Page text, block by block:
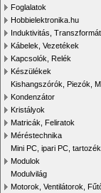
Foglalatok
Hobbielektronika.hu
Induktivitás,
Kábelek, Vezetékek
Kapcsolók, Relék
Készülékek
Kishangszórók, Piezók,
Kondenzátor
Kristályok
Matricák, Feliratok
Méréstechnika
Mini PC, ipari PC,
Modulok
Modulvilág
Motorok, Ventilátorok,